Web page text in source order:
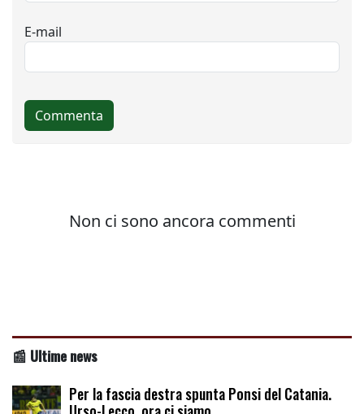
📰 Ultime news
Per la fascia destra spunta Ponsi del Catania.